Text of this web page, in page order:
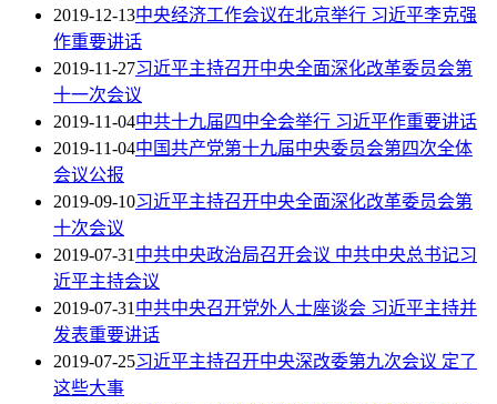
2019-12-13中央经济工作会议在北京举行 习近平李克强
作重要讲话
2019-11-27习近平主持召开中央全面深化改革委员会第
十一次会议
2019-11-04中共十九届四中全会举行 习近平作重要讲话
2019-11-04中国共产党第十九届中央委员会第四次全体
会议公报
2019-09-10习近平主持召开中央全面深化改革委员会第
十次会议
2019-07-31中共中央政治局召开会议 中共中央总书记习
近平主持会议
2019-07-31中共中央召开党外人士座谈会 习近平主持并
发表重要讲话
2019-07-25习近平主持召开中央深改委第九次会议 定了
这些大事